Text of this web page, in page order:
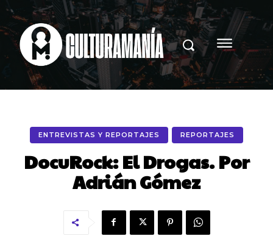
ENTREVISTAS Y REPORTAJES REPORTAJES
DocuRock: El Drogas. Por
Adrián Gómez